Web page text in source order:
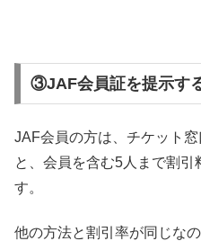
③JAF会員証を提示す
JAF会員の方は、チケット
と、会員を含む5人まで割引
す。
他の方法と割引率が同じな